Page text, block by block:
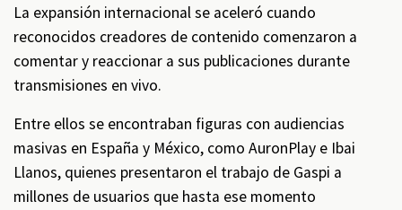
La expansión internacional se aceleró cuando
reconocidos creadores de contenido comenzaron a
comentar y reaccionar a sus publicaciones durante
transmisiones en vivo.
Entre ellos se encontraban figuras con audiencias
masivas en España y México, como AuronPlay e Ibai
Llanos, quienes presentaron el trabajo de Gaspi a
millones de usuarios que hasta ese momento